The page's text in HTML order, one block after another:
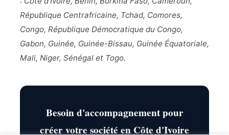
République Centrafricaine, Tchad, Comores,
Congo, République Démocratique du Congo,
Gabon, Guinée, Guinée-Bissau, Guinée Équatoriale,
Mali, Niger, Sénégal et Togo.
Besoin d'accompagnement pour
créer votre société en Côte d'Ivoire